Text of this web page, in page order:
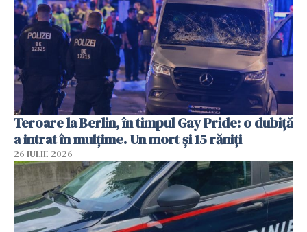
Teroare la Berlin, în timpul Gay Pride: o dubiță
a intrat în mulțime. Un mort și 15 răniți
26 IULIE 2026